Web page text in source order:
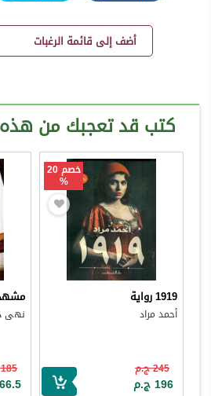
أضف إلى قائمة الرغبات
كتب قد تعجبك من هذه
خصم 20
%
1919 رواية
أحمد مراد
245 ج.م
196 ج.م
نهى
185 ج.م
166.5